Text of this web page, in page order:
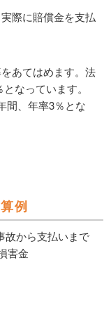
際に賠償金を支払
あてはめます。法
なっています。
間、年率3％とな
例
故から支払いまで
害金